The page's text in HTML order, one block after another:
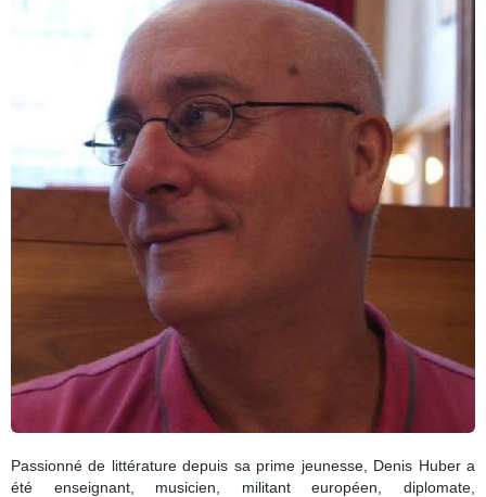
Passionné de littérature depuis sa prime jeunesse, Denis Huber a
été enseignant, musicien, militant européen, diplomate,